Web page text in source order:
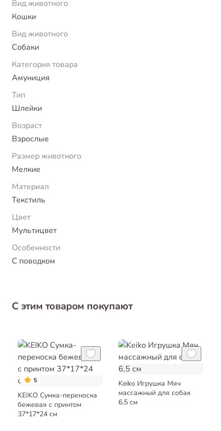
Вид животного
Кошки
Вид животного
Собаки
Категория товара
Амуниция
Тип
Шлейки
Возраст
Взрослые
Размер животного
Мелкие
Материал
Текстиль
Цвет
Мультицвет
Особенности
С поводком
С этим товаром покупают
5
KEIKO Сумка-переноска
бежевая с принтом
37*17*24 см
Keiko Игрушка Мяч
массажный для собак
6,5 см